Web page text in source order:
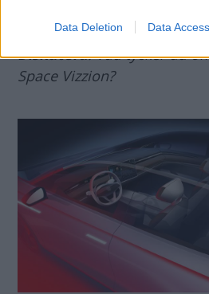
Data Deletion Data Access
Diskutera: Vad tycker du
Space Vizzion?